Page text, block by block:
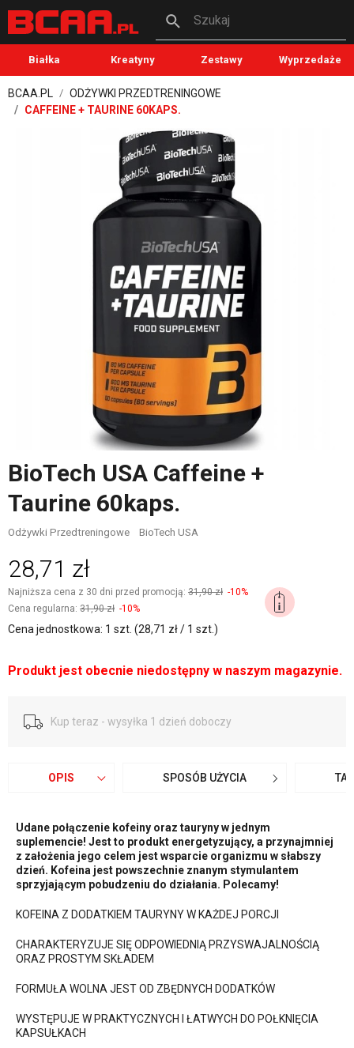
Szukaj
Białka Kreatyny Zestawy Wyprzedaże
BCAA.PL
ODŻYWKI PRZEDTRENINGOWE
CAFFEINE + TAURINE 60KAPS.
BioTech USA Caffeine +
Taurine 60kaps.
Odżywki Przedtreningowe BioTech USA
28,71 zł
Najniższa cena z 30 dni przed promocją: 31,90 zł -10%
Cena regularna: 31,90 zł -10%
Cena jednostkowa: 1 szt. (28,71 zł / 1 szt.)
Produkt jest obecnie niedostępny w naszym magazynie.
Kup teraz - wysyłka 1 dzień doboczy
OPIS SPOSÓB UŻYCIA
Udane połączenie kofeiny oraz tauryny w jednym
suplemencie! Jest to produkt energetyzujący, a przynajmniej
z założenia jego celem jest wsparcie organizmu w słabszy
dzień. Kofeina jest powszechnie znanym stymulantem
sprzyjającym pobudzeniu do działania. Polecamy!
KOFEINA Z DODATKIEM TAURYNY W KAŻDEJ PORCJI
CHARAKTERYZUJE SIĘ ODPOWIEDNIĄ PRZYSWAJALNOŚCIĄ
ORAZ PROSTYM SKŁADEM
FORMUŁA WOLNA JEST OD ZBĘDNYCH DODATKÓW
WYSTĘPUJE W PRAKTYCZNYCH I ŁATWYCH DO POŁKNIĘCIA
KAPSUŁKACH